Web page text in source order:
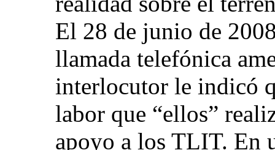
El 28 de junio de
llamada telefónica
interlocutor le indicó
labor que “ellos”
apoyo a los TLIT. En